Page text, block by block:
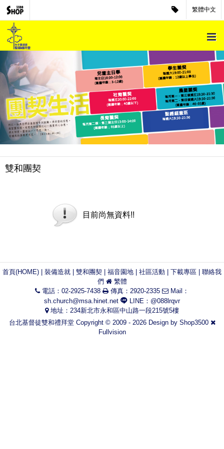
繁體中文
雙和團契
目前尚無資料!!
首頁(HOME) 裝備造就 雙和團契 福音園地 社區活動 下載專區
聯絡我
們
繁體
電話：02-2925-7438
傳真：2920-2335
Mail：
sh.church@msa.hinet.net
LINE：@088lrqvr
地址：234新北市永和區中山路一段215號5樓
台北基督徒雙和禮拜堂 Copyright © 2009 - 2026 Design by Shop3500
Fullvision